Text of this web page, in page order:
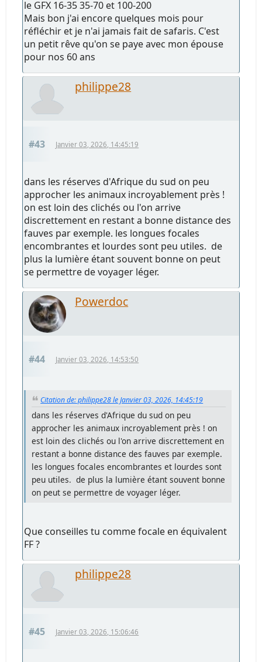
le GFX 16-35 35-70 et 100-200
Mais bon j'ai encore quelques mois pour
réfléchir et je n'ai jamais fait de safaris. C'est
un petit rêve qu'on se paye avec mon épouse
pour nos 60 ans
philippe28
#43 Janvier 03, 2026, 14:45:19
dans les réserves d'Afrique du sud on peu
approcher les animaux incroyablement près !
on est loin des clichés ou l'on arrive
discrettement en restant a bonne distance des
fauves par exemple. les longues focales
encombrantes et lourdes sont peu utiles. de
plus la lumière étant souvent bonne on peut
se permettre de voyager léger.
Powerdoc
#44 Janvier 03, 2026, 14:53:50
Citation de: philippe28 le Janvier 03, 2026, 14:45:19
dans les réserves d'Afrique du sud on peu
approcher les animaux incroyablement près ! on
est loin des clichés ou l'on arrive discrettement en
restant a bonne distance des fauves par exemple.
les longues focales encombrantes et lourdes sont
peu utiles. de plus la lumière étant souvent bonne
on peut se permettre de voyager léger.
Que conseilles tu comme focale en équivalent
FF ?
philippe28
#45 Janvier 03, 2026, 15:06:46